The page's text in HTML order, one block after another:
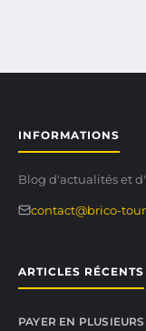
INFORMATIONS
Blog d'actualités et
contact@brico-
ARTICLES RÉCENTS
PAYER EN